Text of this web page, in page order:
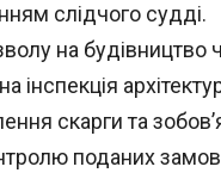
слідчого судді.
на
скарги та
поданих